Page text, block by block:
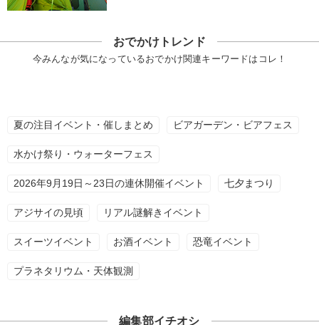
おでかけトレンド
今みんなが気になっているおでかけ関連キーワードはコレ！
夏の注目イベント・催しまとめ ビアガーデン・ビアフェス
水かけ祭り・ウォーターフェス
2026年9月19日～23日の連休開催イベント 七夕まつり
アジサイの見頃 リアル謎解きイベント
スイーツイベント お酒イベント 恐竜イベント
プラネタリウム・天体観測
編集部イチオシ